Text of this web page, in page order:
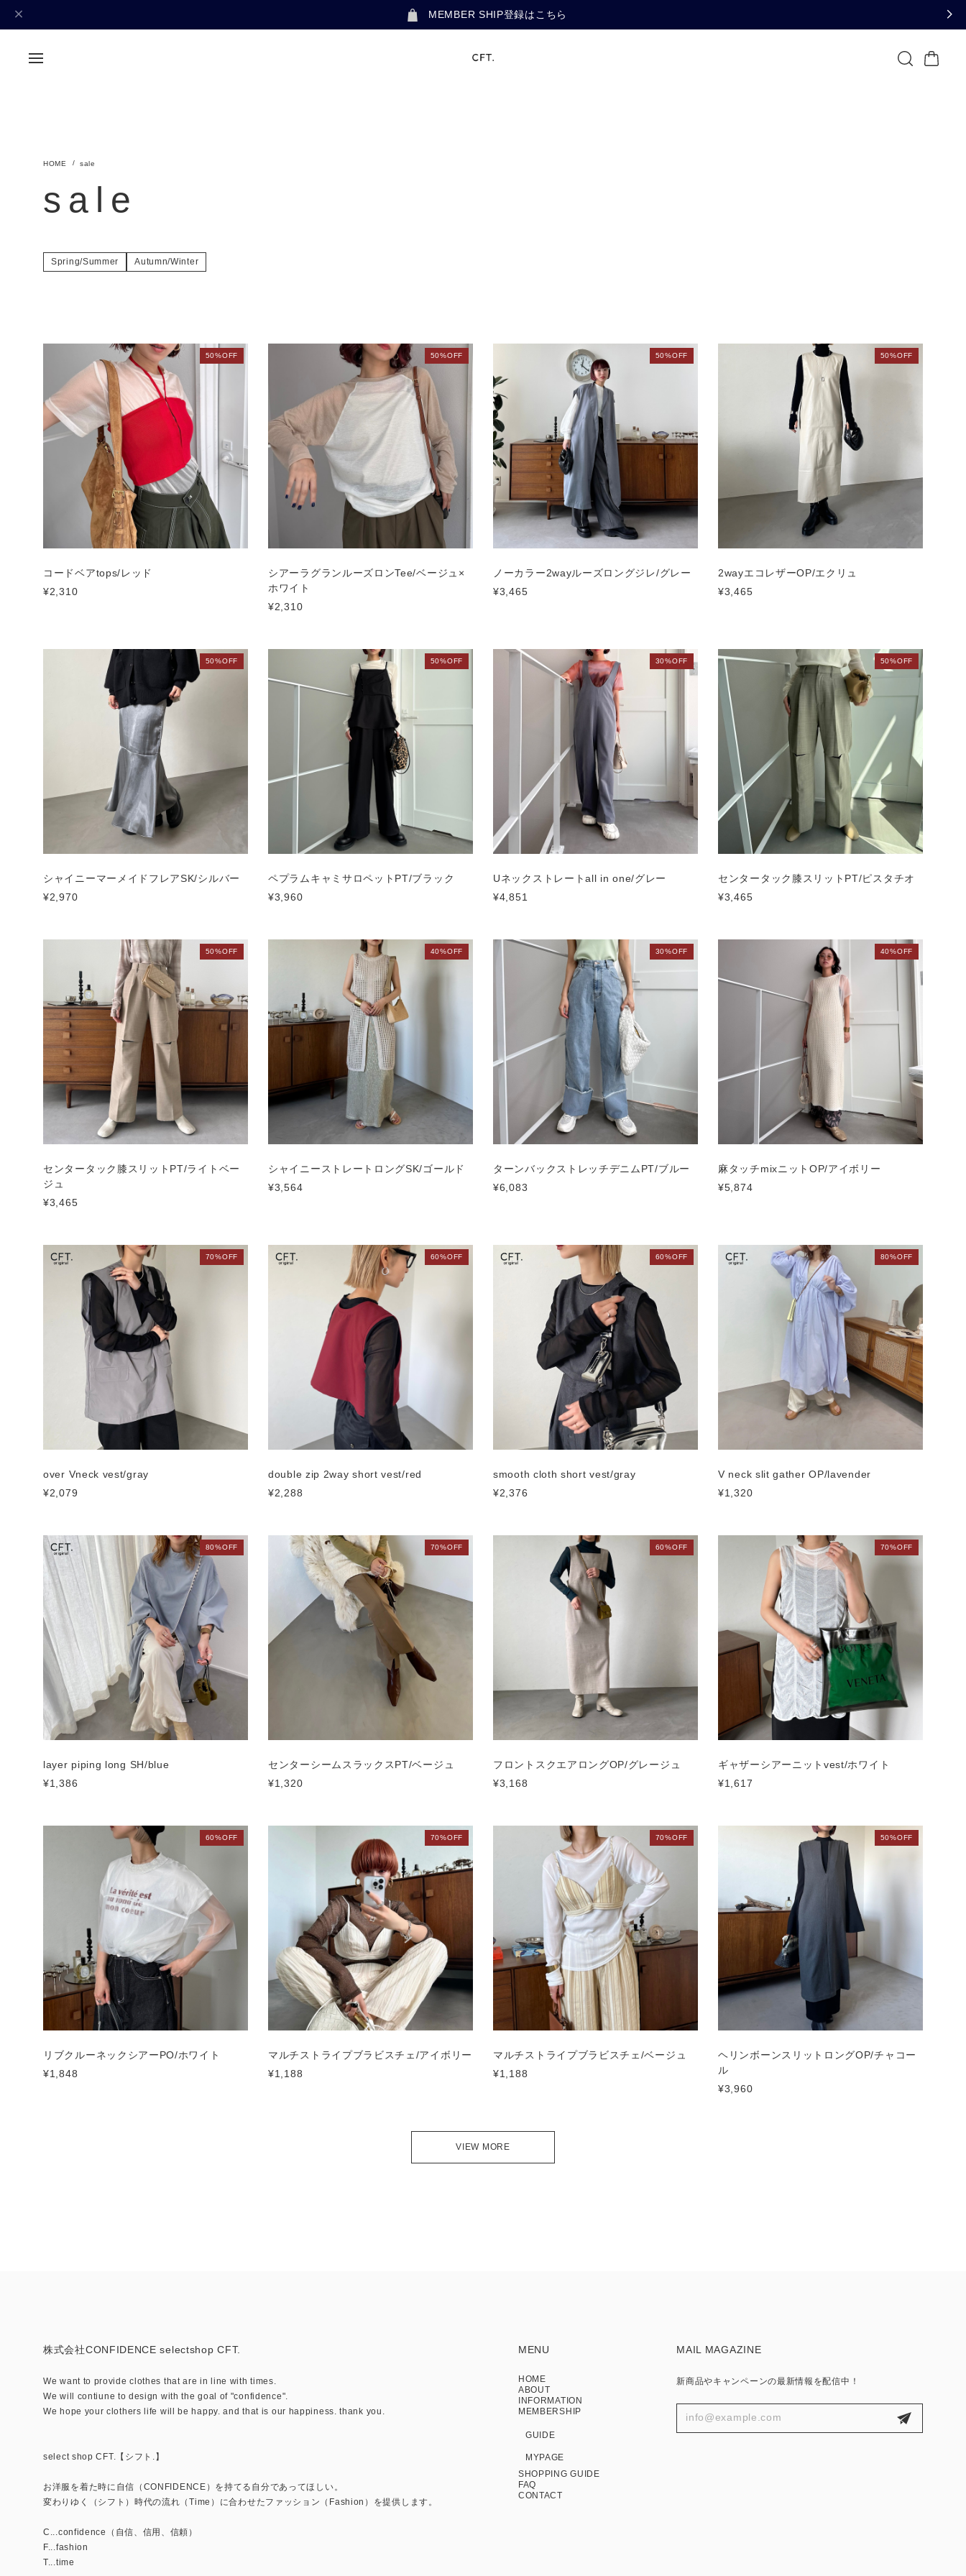
MEMBER SHIP登録はこちら
sale
sale
Spring/Summer Autumn/Winter
50%OFF
コードベアtops/レッド
¥2,310
50%OFF
シアーラグランルーズロンTee/ベージュ×
ホワイト
¥2,310
50%OFF
ノーカラー2wayルーズロングジレ/グレー
¥3,465
50%OFF
2wayエコレザーOP/エクリュ
¥3,465
50%OFF
シャイニーマーメイドフレアSK/シルバー
¥2,970
50%OFF
ペプラムキャミサロペットPT/ブラック
¥3,960
30%OFF
Uネックストレートall in one/グレー
¥4,851
50%OFF
センタータック膝スリットPT/ピスタチオ
¥3,465
50%OFF
センタータック膝スリットPT/ライトベー
ジュ
¥3,465
40%OFF
シャイニーストレートロングSK/ゴールド
¥3,564
30%OFF
ターンバックストレッチデニムPT/ブルー
¥6,083
40%OFF
麻タッチmixニットOP/アイボリー
¥5,874
70%OFF
over Vneck vest/gray
¥2,079
60%OFF
double zip 2way short vest/red
¥2,288
60%OFF
smooth cloth short vest/gray
¥2,376
80%OFF
V neck slit gather OP/lavender
¥1,320
80%OFF
layer piping long SH/blue
¥1,386
70%OFF
センターシームスラックスPT/ベージュ
¥1,320
60%OFF
フロントスクエアロングOP/グレージュ
¥3,168
70%OFF
ギャザーシアーニットvest/ホワイト
¥1,617
60%OFF
リブクルーネックシアーPO/ホワイト
¥1,848
70%OFF
マルチストライプブラビスチェ/アイボリー
¥1,188
70%OFF
マルチストライプブラビスチェ/ベージュ
¥1,188
50%OFF
ヘリンボーンスリットロングOP/チャコー
ル
¥3,960
VIEW MORE
株式会社CONFIDENCE selectshop CFT.
We want to provide clothes that are in line with times.
We will contiune to design with the goal of "confidence".
We hope your clothers life will be happy. and that is our happiness. thank you.
select shop CFT.【シフト.】
お洋服を着た時に自信（CONFIDENCE）を持てる自分であってほしい。
変わりゆく（シフト）時代の流れ（Time）に合わせたファッション（Fashion）を提供します。
C...confidence（自信、信用、信頼）
F...fashion
T...time
MENU
HOME
ABOUT
INFORMATION
MEMBERSHIP
GUIDE
MYPAGE
SHOPPING GUIDE
FAQ
CONTACT
MAIL MAGAZINE
新商品やキャンペーンの最新情報を配信中！